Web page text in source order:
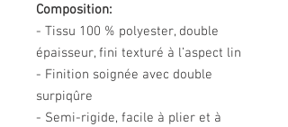
Composition:
- Tissu 100 % polyester, double
épaisseur, fini texturé à l’aspect lin
- Finition soignée avec double
surpiqûre
- Semi-rigide, facile à plier et à